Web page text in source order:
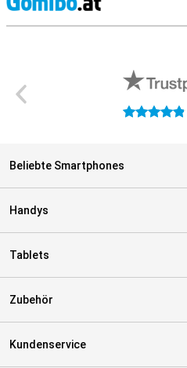
4.9 Sterne
Beliebte Smartphones
Handys
Tablets
Zubehör
Kundenservice